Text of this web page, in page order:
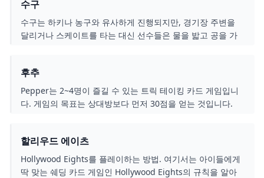
수구
수구는 하키나 농구와 유사하게 진행되지만, 경기장 주변을
달리거나 스케이트를 타는 대신 선수들은 물을 밟고 공을 가
후추
Pepper는 2~4명이 즐길 수 있는 트릭 테이킹 카드 게임입니
다. 게임의 목표는 상대방보다 먼저 30점을 얻는 것입니다.
할리우드 에이츠
Hollywood Eights를 플레이하는 방법. 여기서는 아이들에게
딱 맞는 쉐딩 카드 게임인 Hollywood Eights의 규칙을 알아